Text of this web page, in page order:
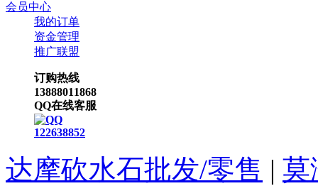
会员中心
我的订单
资金管理
推广联盟
订购热线
13888011868
QQ在线客服
122638852
达摩砍水石批发/零售 | 莫